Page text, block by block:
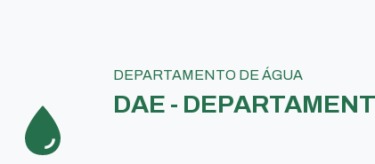
DEPARTAMENTO DE ÁGUA
DAE -